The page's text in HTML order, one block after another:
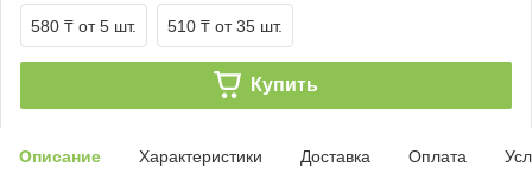
580 ₸ от 5 шт. 510 ₸ от 35 шт.
Купить
Описание Характеристики Доставка Оплата